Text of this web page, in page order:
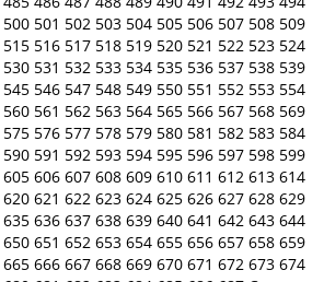
500 501 502 503 504 505 506 507 508 509
515 516 517 518 519 520 521 522 523 524
530 531 532 533 534 535 536 537 538 539
545 546 547 548 549 550 551 552 553 554
560 561 562 563 564 565 566 567 568 569
575 576 577 578 579 580 581 582 583 584
590 591 592 593 594 595 596 597 598 599
605 606 607 608 609 610 611 612 613 614
620 621 622 623 624 625 626 627 628 629
635 636 637 638 639 640 641 642 643 644
650 651 652 653 654 655 656 657 658 659
665 666 667 668 669 670 671 672 673 674